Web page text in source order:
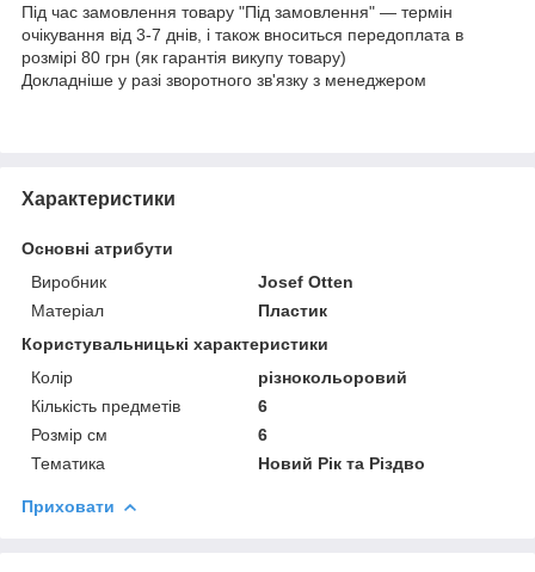
Під час замовлення товару "Під замовлення" — термін
очікування від 3-7 днів, і також вноситься передоплата в
розмірі 80 грн (як гарантія викупу товару)
Докладніше у разі зворотного зв'язку з менеджером
Характеристики
Основні атрибути
Виробник
Josef Otten
Матеріал
Пластик
Користувальницькі характеристики
Колір
різнокольоровий
Кількість предметів
6
Розмір см
6
Тематика
Новий Рік та Різдво
Приховати